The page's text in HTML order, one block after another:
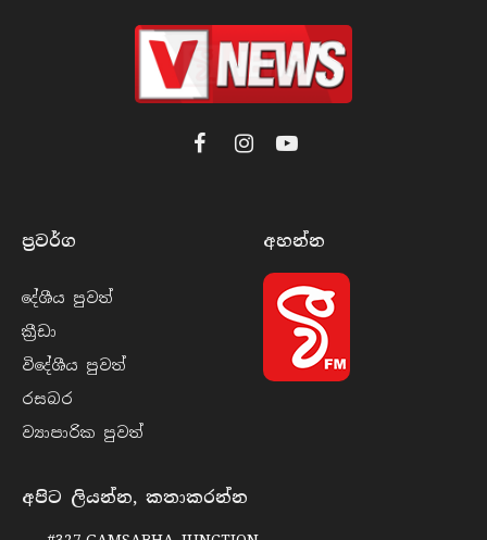
FacebookInstagramYouTube
ප්‍රවර්​ග
දේශීය පුව​ත්
ක්‍රී​ඩා
විදේශීය පුව​ත්
රසබ​ර
ව්‍යාපාරික පුව​ත්
අහන්​න
අපිට ලියන්න, කතාකරන්න